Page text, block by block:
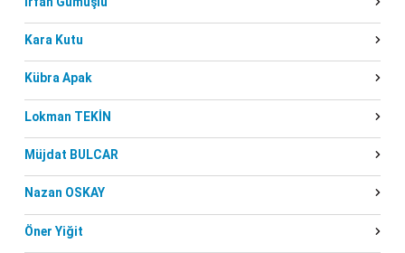
Kara Kutu
Kübra Apak
Lokman TEKİN
Müjdat BULCAR
Nazan OSKAY
Öner Yiğit